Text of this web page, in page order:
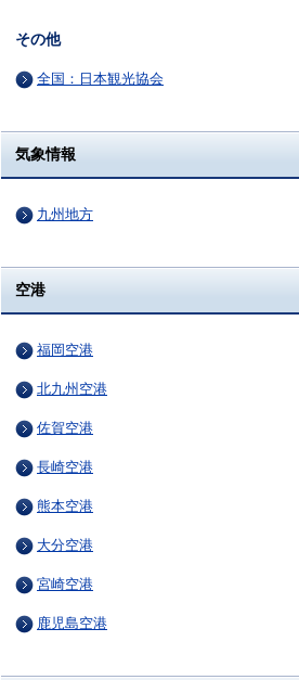
その他
全国：日本観光協会
気象情報
九州地方
空港
福岡空港
北九州空港
佐賀空港
長崎空港
熊本空港
大分空港
宮崎空港
鹿児島空港